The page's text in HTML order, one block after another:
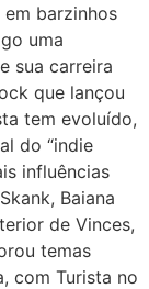
barzinhos
uma
sua carreira
que lançou
tem evoluído,
do “indie
influências
Baiana
de Vinces,
temas
com Turista no